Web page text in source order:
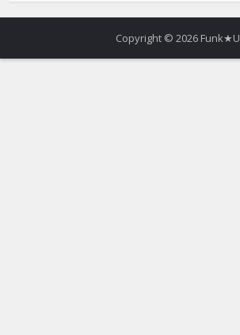
Copyright © 2026 Funk★U